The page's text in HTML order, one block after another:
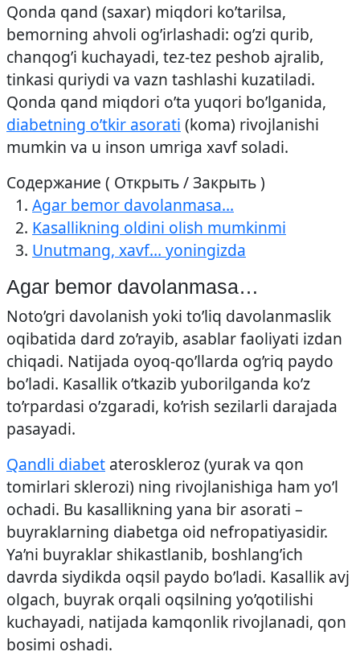
Qonda qand (saxar) miqdori ko’tarilsa,
bemorning ahvoli og’irlashadi: og’zi qurib,
chanqog’i kuchayadi, tez-tez peshob ajralib,
tinkasi quriydi va vazn tashlashi kuzatiladi.
Qonda qand miqdori o’ta yuqori bo’lganida,
diabetning o’tkir asorati (koma) rivojlanishi
mumkin va u inson umriga xavf soladi.
Содержание ( Открыть / Закрыть )
Agar bemor davolanmasa…
Kasallikning oldini olish mumkinmi
Unutmang, xavf… yoningizda
Agar bemor davolanmasa…
Noto’gri davolanish yoki to’liq davolanmaslik
oqibatida dard zo’rayib, asablar faoliyati izdan
chiqadi. Natijada oyoq-qo’llarda og’riq paydo
bo’ladi. Kasallik o’tkazib yuborilganda ko’z
to’rpardasi o’zgaradi, ko’rish sezilarli darajada
pasayadi.
Qandli diabet ateroskleroz (yurak va qon
tomirlari sklerozi) ning rivojlanishiga ham yo’l
ochadi. Bu kasallikning yana bir asorati –
buyraklarning diabetga oid nefropatiyasidir.
Ya’ni buyraklar shikastlanib, boshlang’ich
davrda siydikda oqsil paydo bo’ladi. Kasallik avj
olgach, buyrak orqali oqsilning yo’qotilishi
kuchayadi, natijada kamqonlik rivojlanadi, qon
bosimi oshadi.